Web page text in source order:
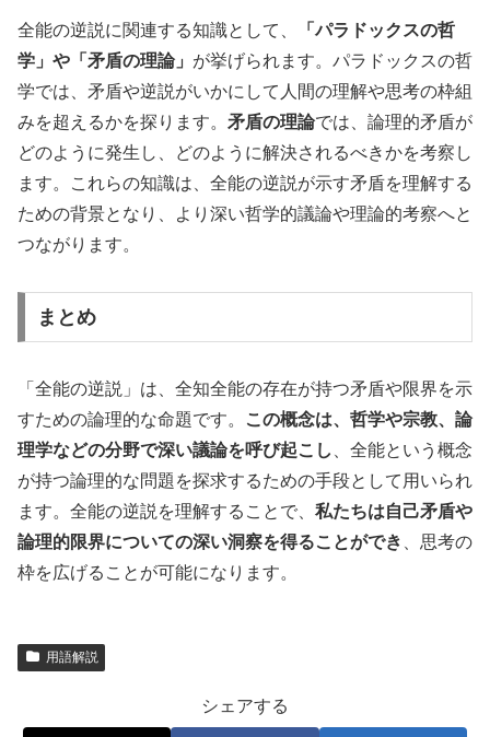
全能の逆説に関連する知識として、
「パラドックスの哲
学」や「矛盾の理論」 が挙げられます。パラドックスの哲
学では、矛盾や逆説がいかにして人間の理解や思考の枠組
みを超えるかを探ります。 矛盾の理論では、論理的矛盾が
どのように発生し、どのように解決されるべきかを考察し
ます。これらの知識は、全能の逆説が示す矛盾を理解する
ための背景となり、より深い哲学的議論や理論的考察へと
つながります。
まとめ
「全能の逆説」は、全知全能の存在が持つ矛盾や限界を示
すための論理的な命題です。
この概念は、哲学や宗教、論
理学などの分野で深い議論を呼び起こし
、全能という概念
が持つ論理的な問題を探求するための手段として用いられ
ます。全能の逆説を理解することで、 私たちは自己矛盾や
論理的限界についての深い洞察を得ることができ
、思考の
枠を広げることが可能になります。
用語解説
シェアする